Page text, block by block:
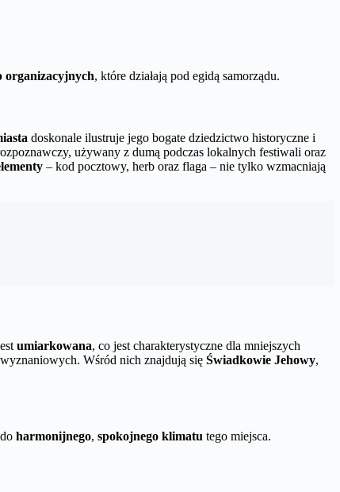
organizacyjnych, które działają pod egidą samorządu.
doskonale ilustruje jego bogate dziedzictwo historyczne i
używany z dumą podczas lokalnych festiwali oraz
– kod pocztowy, herb oraz flaga – nie tylko wzmacniają
umiarkowana, co jest charakterystyczne dla mniejszych
Wśród nich znajdują się Świadkowie Jehowy,
harmonijnego, spokojnego klimatu tego miejsca.